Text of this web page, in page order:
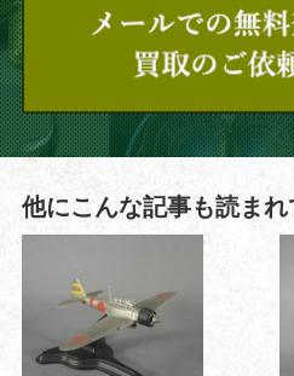
他にこんな記事も読ま